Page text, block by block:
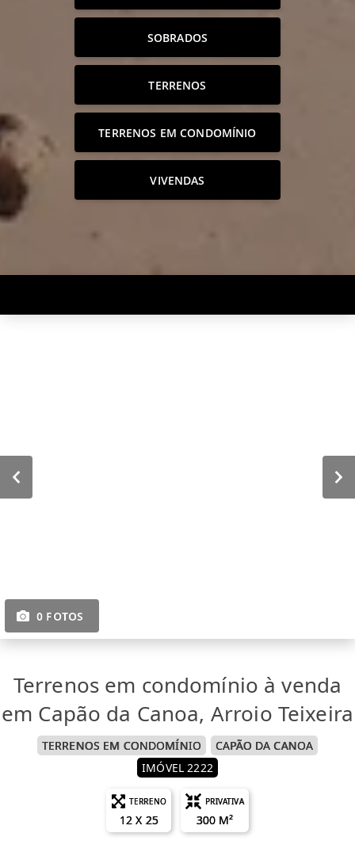
SOBRADOS
TERRENOS
TERRENOS EM CONDOMÍNIO
VIVENDAS
0 FOTOS
Terrenos em condomínio à venda
em Capão da Canoa, Arroio Teixeira
TERRENOS EM CONDOMÍNIO
CAPÃO DA CANOA
IMÓVEL 2222
TERRENO
12 X 25
PRIVATIVA
300 M²